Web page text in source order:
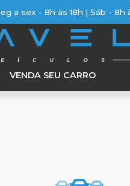
a sex - 8h às 18h | Sáb - 8h
VENDA SEU CARRO